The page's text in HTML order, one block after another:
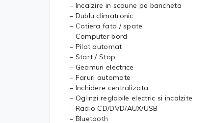
– Incalzire in scaune pe bancheta
– Dublu climatronic
– Cotiera fata / spate
– Computer bord
– Pilot automat
– Start / Stop
– Geamuri electrice
– Faruri automate
– Inchidere centralizata
– Oglinzi reglabile electric si incalzite
– Radio CD/DVD/AUX/USB
– Bluetooth